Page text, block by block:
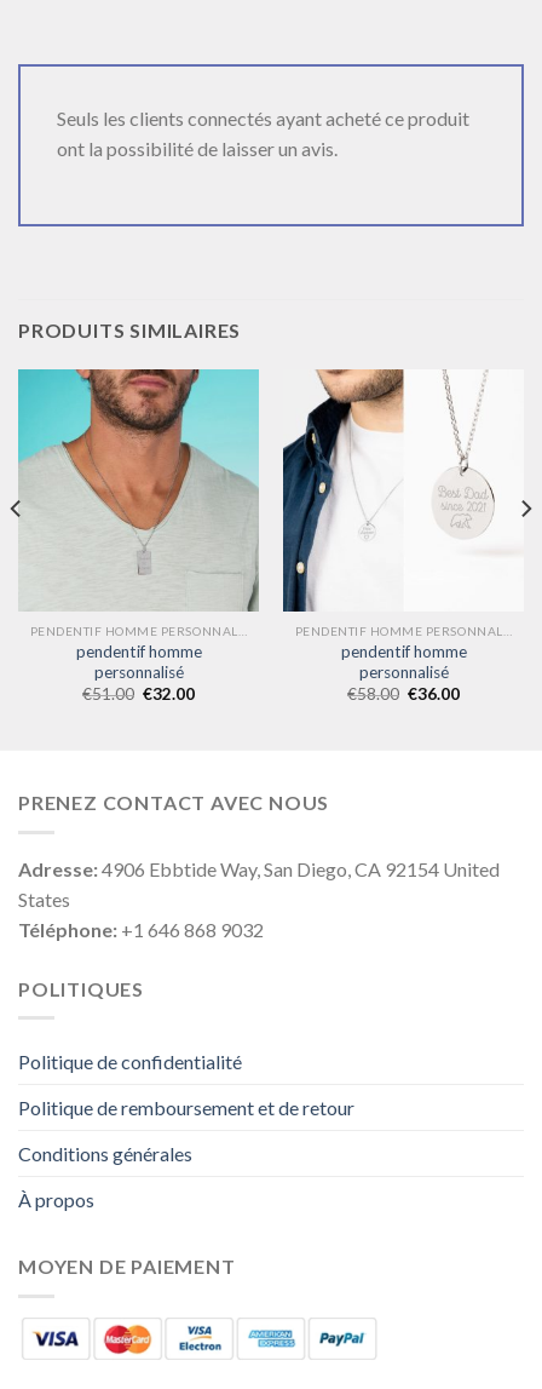
Seuls les clients connectés ayant acheté ce produit
ont la possibilité de laisser un avis.
PRODUITS SIMILAIRES
pendentif homme
personnalisé
€51.00 €32.00
pendentif homme
personnalisé
€58.00 €36.00
PRENEZ CONTACT AVEC NOUS
Adresse:4906 Ebbtide Way, San Diego, CA 92154 United
States
Téléphone: +1 646 868 9032
POLITIQUES
Politique de confidentialité
Politique de remboursement et de retour
Conditions générales
À propos
MOYEN DE PAIEMENT